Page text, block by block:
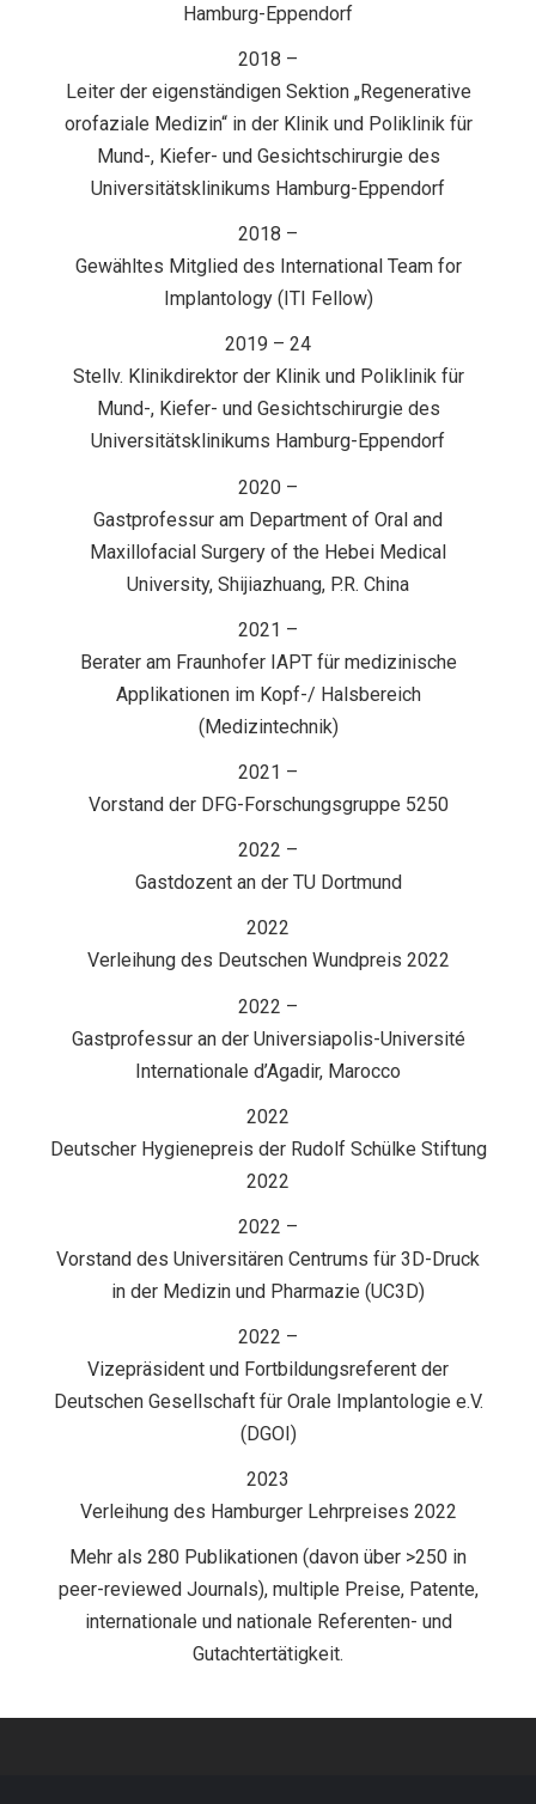
Hamburg-Eppendorf
2018 –
Leiter der eigenständigen Sektion „Regenerative
orofaziale Medizin“ in der Klinik und Poliklinik für
Mund-, Kiefer- und Gesichtschirurgie des
Universitätsklinikums Hamburg-Eppendorf
2018 –
Gewähltes Mitglied des International Team for
Implantology (ITI Fellow)
2019 – 24
Stellv. Klinikdirektor der Klinik und Poliklinik für
Mund-, Kiefer- und Gesichtschirurgie des
Universitätsklinikums Hamburg-Eppendorf
2020 –
Gastprofessur am Department of Oral and
Maxillofacial Surgery of the Hebei Medical
University, Shijiazhuang, P.R. China
2021 –
Berater am Fraunhofer IAPT für medizinische
Applikationen im Kopf-/ Halsbereich
(Medizintechnik)
2021 –
Vorstand der DFG-Forschungsgruppe 5250
2022 –
Gastdozent an der TU Dortmund
2022
Verleihung des Deutschen Wundpreis 2022
2022 –
Gastprofessur an der Universiapolis-Université
Internationale d’Agadir, Marocco
2022
Deutscher Hygienepreis der Rudolf Schülke Stiftung
2022
2022 –
Vorstand des Universitären Centrums für 3D-Druck
in der Medizin und Pharmazie (UC3D)
2022 –
Vizepräsident und Fortbildungsreferent der
Deutschen Gesellschaft für Orale Implantologie e.V.
(DGOI)
2023
Verleihung des Hamburger Lehrpreises 2022
Mehr als 280 Publikationen (davon über >250 in
peer-reviewed Journals), multiple Preise, Patente,
internationale und nationale Referenten- und
Gutachtertätigkeit.